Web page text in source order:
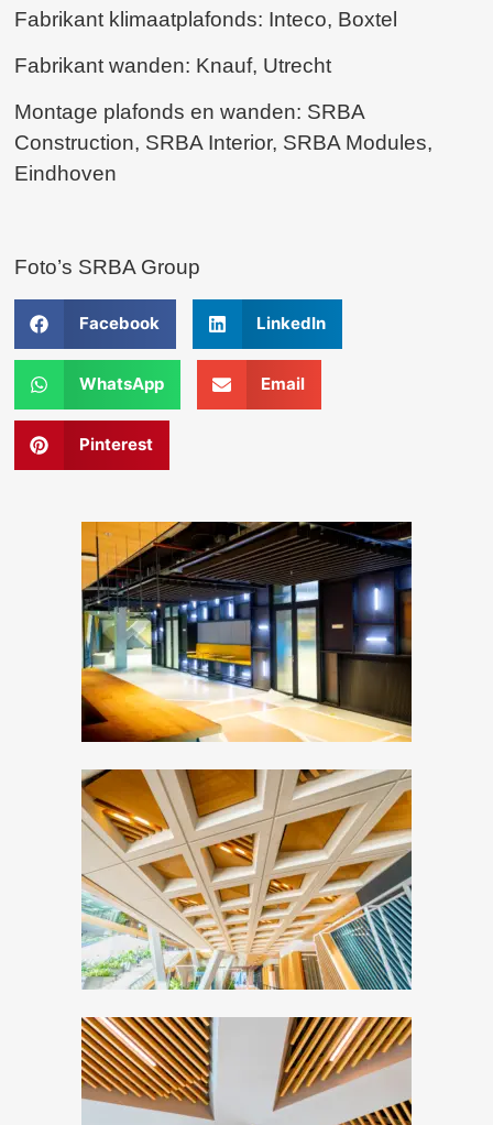
Fabrikant klimaatplafonds: Inteco, Boxtel
Fabrikant wanden: Knauf, Utrecht
Montage plafonds en wanden: SRBA
Construction, SRBA Interior, SRBA Modules,
Eindhoven
Foto’s SRBA Group
Facebook LinkedIn
WhatsApp Email
Pinterest